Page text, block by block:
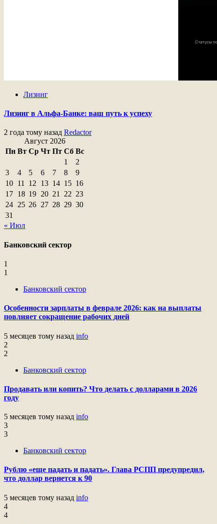
Лизинг
Лизинг в Альфа-Банке: ваш путь к успеху
2 года тому назад Redactor
Август 2026
Пн Вт Ср Чт Пт Сб Вс
1
2
3
4 5 6 7 8
9
10 11 12 13 14 15 16
17 18 19 20 21 22 23
24 25 26 27 28 29 30
31
« Июл
Банковский сектор
1
1
Банковский сектор
Особенности зарплаты в феврале 2026: как на выплаты
повлияет сокращение рабочих дней
5 месяцев тому назад info
2
2
Банковский сектор
Продавать или копить? Что делать с долларами в 2026
году
5 месяцев тому назад info
3
3
Банковский сектор
Рублю «еще падать и падать». Глава РСПП предупредил,
что доллар вернется к 90
5 месяцев тому назад info
4
4